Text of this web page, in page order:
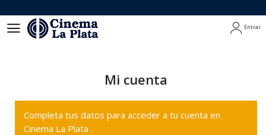
Entrar
Mi cuenta
Completa tus datos para acceder a tu cuenta en
Cinema La Plata .